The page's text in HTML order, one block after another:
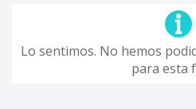
Lo sentimos. No hemos
para esta